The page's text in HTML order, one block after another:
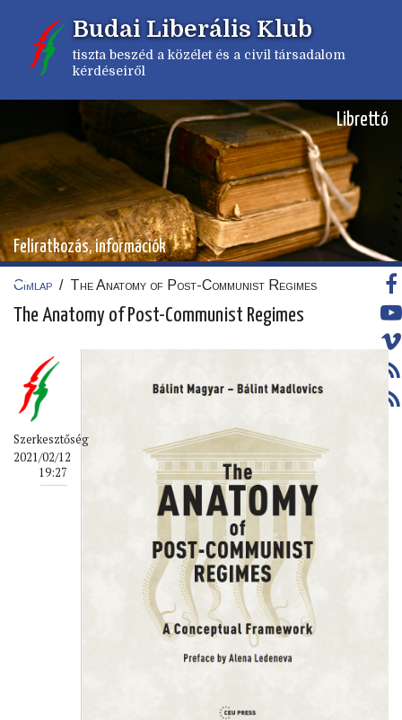
tartalomra
Budai Liberális Klub
tiszta beszéd a közélet és a civil társadalom
kérdéseiről
Librettó
Feliratkozás, információk
Címlap / The Anatomy of Post-Communist Regimes
The Anatomy of Post-Communist Regimes
Szerkesztőség
2021/02/12
19:27